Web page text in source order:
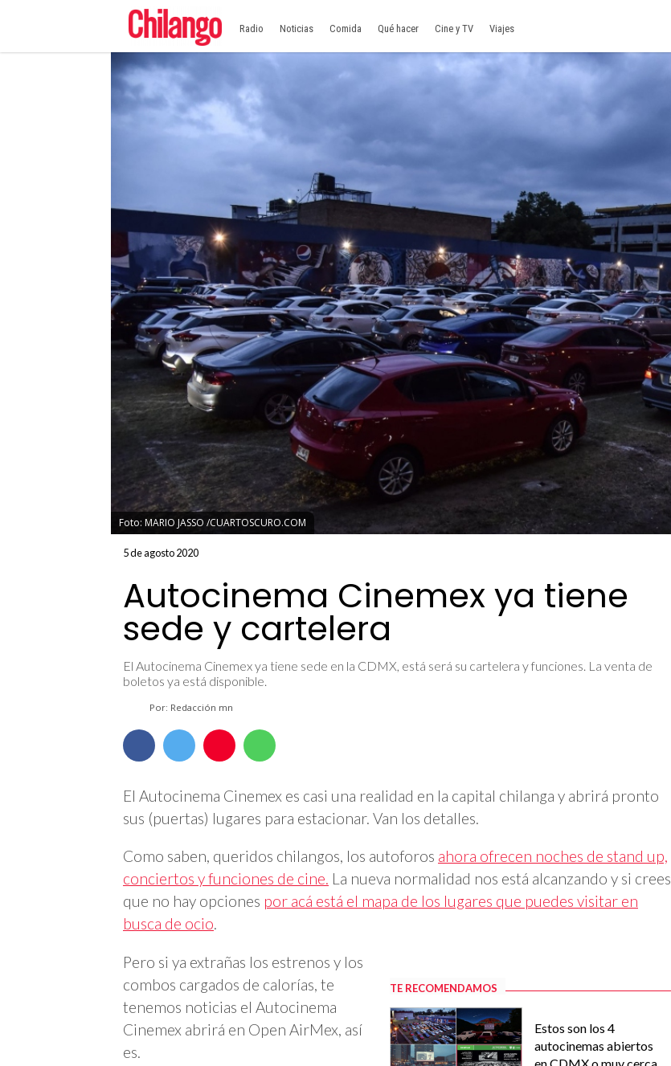
Radio Noticias Comida Qué hacer Cine y TV Viajes
Foto: MARIO JASSO /CUARTOSCURO.COM
5 de agosto 2020
Autocinema Cinemex ya tiene
sede y cartelera
El Autocinema Cinemex ya tiene sede en la CDMX, está será su cartelera y funciones. La venta de
boletos ya está disponible.
Por: Redacción mn
El Autocinema Cinemex es casi una realidad en la capital chilanga y abrirá pronto
sus (puertas) lugares para estacionar. Van los detalles.
Como saben, queridos chilangos, los autoforos ahora ofrecen noches de stand up,
conciertos y funciones de cine. La nueva normalidad nos está alcanzando y si crees
que no hay opciones por acá está el mapa de los lugares que puedes visitar en
busca de ocio.
TE RECOMENDAMOS
Estos son los 4
autocinemas abiertos
Pero si ya extrañas los estrenos y los
combos cargados de calorías, te
tenemos noticias el Autocinema
Cinemex abrirá en Open AirMex, así
es.